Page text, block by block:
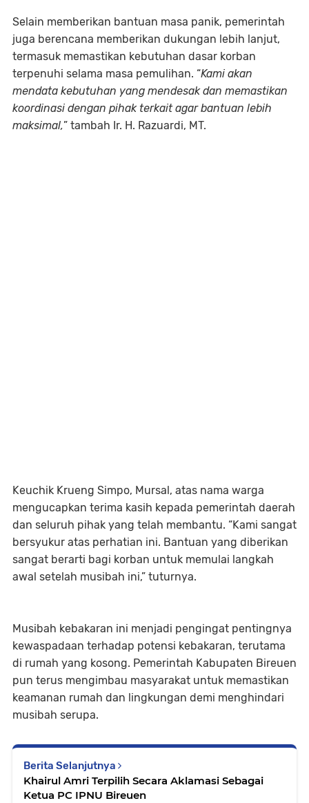
Selain memberikan bantuan masa panik, pemerintah
juga berencana memberikan dukungan lebih lanjut,
termasuk memastikan kebutuhan dasar korban
terpenuhi selama masa pemulihan. “Kami akan
mendata kebutuhan yang mendesak dan memastikan
koordinasi dengan pihak terkait agar bantuan lebih
maksimal,” tambah Ir. H. Razuardi, MT.
Keuchik Krueng Simpo, Mursal, atas nama warga
mengucapkan terima kasih kepada pemerintah daerah
dan seluruh pihak yang telah membantu. “Kami sangat
bersyukur atas perhatian ini. Bantuan yang diberikan
sangat berarti bagi korban untuk memulai langkah
awal setelah musibah ini,” tuturnya.
Musibah kebakaran ini menjadi pengingat pentingnya
kewaspadaan terhadap potensi kebakaran, terutama
di rumah yang kosong. Pemerintah Kabupaten Bireuen
pun terus mengimbau masyarakat untuk memastikan
keamanan rumah dan lingkungan demi menghindari
musibah serupa.
Berita Selanjutnya
Khairul Amri Terpilih Secara Aklamasi Sebagai
Ketua PC IPNU Bireuen